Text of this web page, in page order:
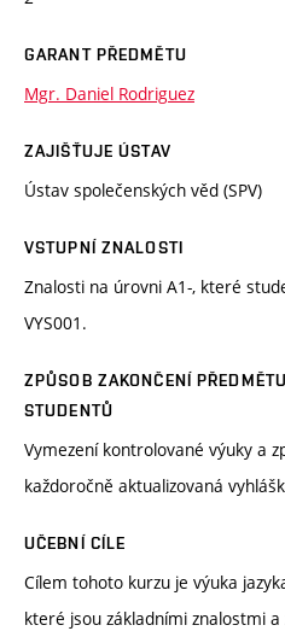
GARANT PŘEDMĚTU
Mgr. Daniel Rodriguez
ZAJIŠŤUJE ÚSTAV
Ústav společenských věd (SPV)
VSTUPNÍ ZNALOSTI
Znalosti na úrovni A1-, které
VYS001.
ZPŮSOB ZAKONČENÍ
STUDENTŮ
Vymezení kontrolované výuky a
každoročně aktualizovaná
UČEBNÍ CÍLE
Cílem tohoto kurzu je výuka
které jsou základními znalostmi